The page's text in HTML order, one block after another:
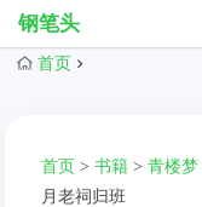
钢笔头
首页
首页 >书籍 >青楼梦
月老祠归班